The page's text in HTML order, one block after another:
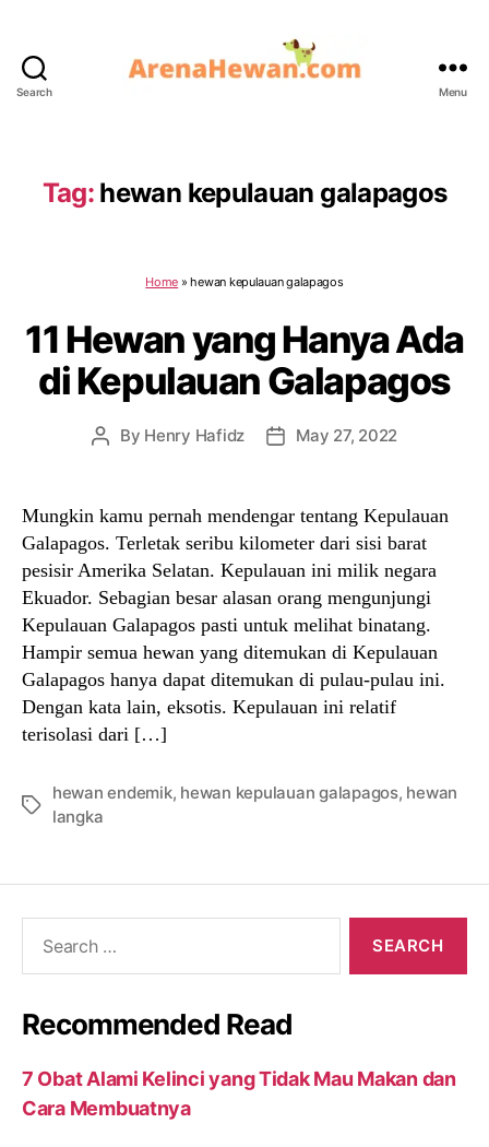
Search Menu
Tag: hewan kepulauan galapagos
Home »hewan kepulauan galapagos
11 Hewan yang Hanya Ada
di Kepulauan Galapagos
Post
By Henry Hafidz
PostMay 27, 2022
Mungkin kamu pernah mendengar tentang Kepulauan
Galapagos. Terletak seribu kilometer dari sisi barat
pesisir Amerika Selatan. Kepulauan ini milik negara
Ekuador. Sebagian besar alasan orang mengunjungi
Kepulauan Galapagos pasti untuk melihat binatang.
Hampir semua hewan yang ditemukan di Kepulauan
Galapagos hanya dapat ditemukan di pulau-pulau ini.
Dengan kata lain, eksotis. Kepulauan ini relatif
terisolasi dari […]
Tags
hewan endemik, hewan kepulauan galapagos, hewan
langka
Recommended Read
7 Obat Alami Kelinci yang Tidak Mau Makan dan
Cara Membuatnya